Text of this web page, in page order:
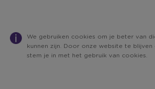
We gebruiken cookies om je beter van
kunnen zijn. Door onze website te blijven
stem je in met het gebruik van cookies.